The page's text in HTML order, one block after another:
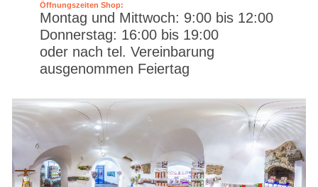
Öffnungszeiten Shop:
Montag und Mittwoch: 9:00 bis 12:00
Donnerstag: 16:00 bis 19:00
oder nach tel. Vereinbarung
ausgenommen Feiertag